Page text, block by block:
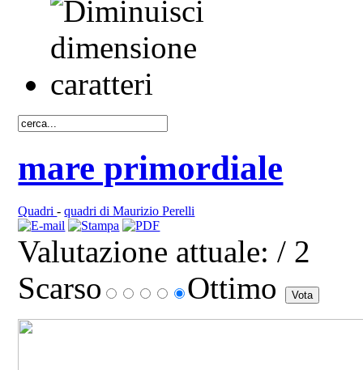
mare primordiale
Quadri-quadri di Maurizio Perelli
Valutazione attuale: / 2
Scarso
Ottimo